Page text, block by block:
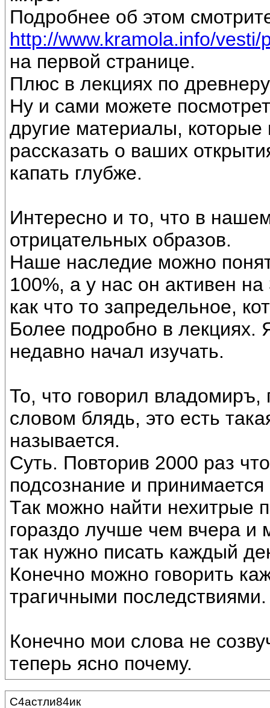
Подробнее об этом
http://www.kramola.info/
на первой странице.
Плюс в лекциях по
Ну и сами можете
другие материалы,
рассказать о ваших
капать глубже.
Интересно и то, что в
отрицательных образов.
Наше наследие можно
100%, а у нас он активен
как что то запредельное,
Более подробно в лекциях.
недавно начал изучать.
То, что говорил владомиръ,
словом блядь, это есть
называется.
Суть. Повторив 2000 раз
подсознание и
Так можно найти нехитрые
гораздо лучше чем вчера и
так нужно писать каждый
Конечно можно говорить
трагичными последствиями.
Конечно мои слова не
теперь ясно почему.
С4астли84ик